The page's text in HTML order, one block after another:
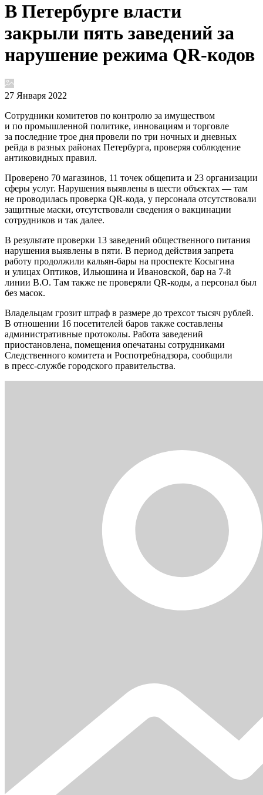
В Петербурге власти
закрыли пять заведений за
нарушение режима QR-кодов
27 Января 2022
Сотрудники комитетов по контролю за имуществом
и по промышленной политике, инновациям и торговле
за последние трое дня провели по три ночных и дневных
рейда в разных районах Петербурга, проверяя соблюдение
антиковидных правил.
Проверено 70 магазинов, 11 точек общепита и 23 организации
сферы услуг. Нарушения выявлены в шести объектах — там
не проводилась проверка QR-кода, у персонала отсутствовали
защитные маски, отсутствовали сведения о вакцинации
сотрудников и так далее.
В результате проверки 13 заведений общественного питания
нарушения выявлены в пяти. В период действия запрета
работу продолжили кальян-бары на проспекте Косыгина
и улицах Оптиков, Ильюшина и Ивановской, бар на 7-й
линии В.О. Там также не проверяли QR-коды, а персонал был
без масок.
Владельцам грозит штраф в размере до трехсот тысяч рублей.
В отношении 16 посетителей баров также составлены
административные протоколы. Работа заведений
приостановлена, помещения опечатаны сотрудниками
Следственного комитета и Роспотребнадзора, сообщили
в пресс-службе городского правительства.